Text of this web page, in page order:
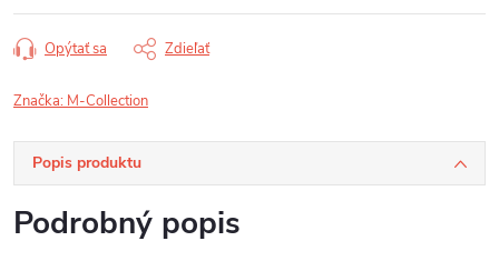
Opýtať sa Zdieľať
Značka: M-Collection
Popis produktu
Podrobný popis